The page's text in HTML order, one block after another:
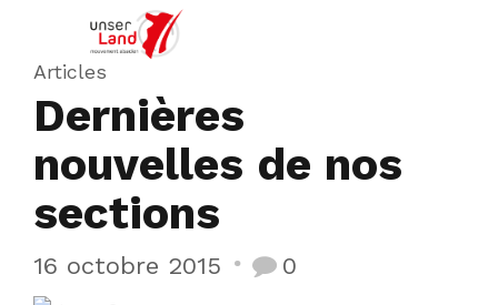
Articles
Dernières
nouvelles de nos
sections
16 octobre 2015 0